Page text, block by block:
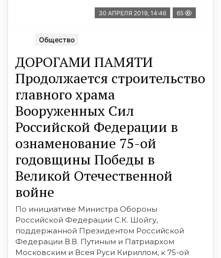
30 АПРЕЛЯ 2019, 14:46 65
Общество
ДОРОГАМИ ПАМЯТИ
Продолжается строительство
главного храма
Вооруженных Сил
Российской Федерации в
ознаменование 75-ой
годовщины Победы в
Великой Отечественной
войне
По инициативе Министра Обороны
Российской Федерации С.К. Шойгу,
поддержанной Президентом Российской
Федерации В.В. Путиным и Патриархом
Московским и Всея Руси Кириллом, к 75-ой